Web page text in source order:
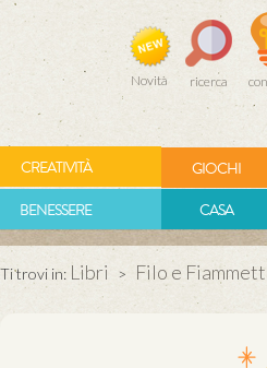
Novità ricerca
CREATIVITÀ GIOCHI
BENESSERE
CASA
Ti trovi in: Libri > Filo e